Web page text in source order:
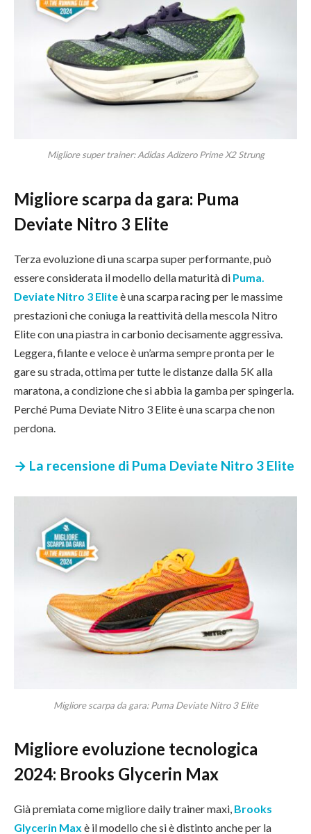
Migliore super trainer: Adidas Adizero Prime X2 Strung
Migliore scarpa da gara: Puma
Deviate Nitro 3 Elite
Terza evoluzione di una scarpa super performante, può
essere considerata il modello della maturità di Puma.
Deviate Nitro 3 Eliteè una scarpa racing per le massime
prestazioni che coniuga la reattività della mescola Nitro
Elite con una piastra in carbonio decisamente aggressiva.
Leggera, filante e veloce è un’arma sempre pronta per le
gare su strada, ottima per tutte le distanze dalla 5K alla
maratona, a condizione che si abbia la gamba per spingerla.
Perché Puma Deviate Nitro 3 Elite è una scarpa che non
perdona.
→ La recensione di Puma Deviate Nitro 3 Elite
Migliore scarpa da gara: Puma Deviate Nitro 3 Elite
Migliore evoluzione tecnologica
2024: Brooks Glycerin Max
Già premiata come migliore daily trainer maxi, Brooks
Glycerin Max è il modello che si è distinto anche per la